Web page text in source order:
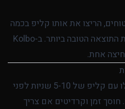
הריצו את אותו קליפ בכמה
מודלים במקביל ובחרו את התוצאה הטובה ביותר. ב-Kolbo
אחת.
התחילו עם קליפ של 5-10 שניות לפני
זמן וקרדיטים אם צריך